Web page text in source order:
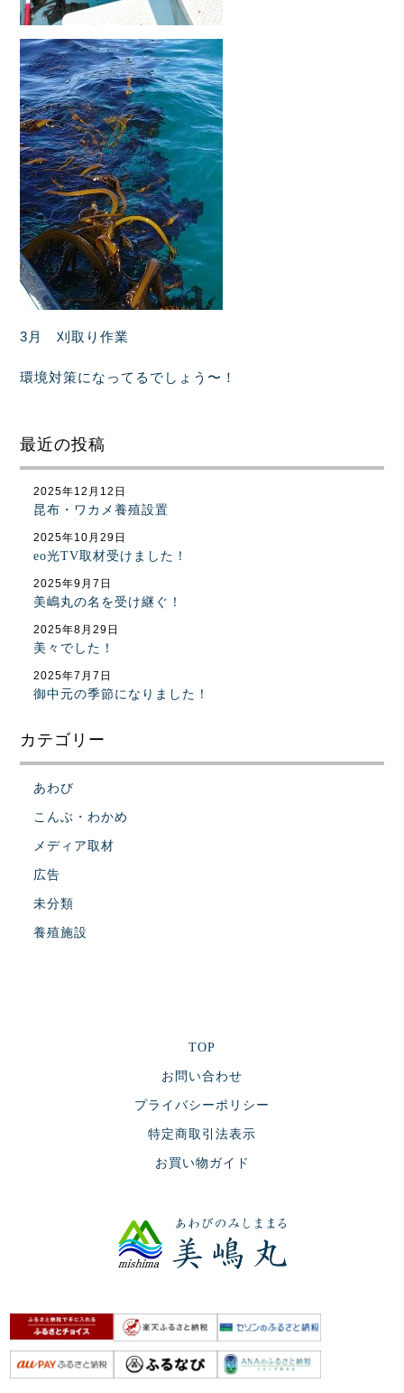
3月 刈取り作業
環境対策になってるでしょう〜！
最近の投稿
昆布・ワカメ養殖設置
2025年12月12日
eo光TV取材受けました！
2025年10月29日
美嶋丸の名を受け継ぐ！
2025年9月7日
美々でした！
2025年8月29日
御中元の季節になりました！
2025年7月7日
カテゴリー
あわび
こんぶ・わかめ
メディア取材
広告
未分類
養殖施設
TOP
お問い合わせ
プライバシーポリシー
特定商取引法表示
お買い物ガイド